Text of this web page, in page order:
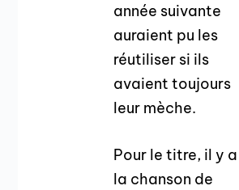
année suivante
auraient pu les
réutiliser si ils
avaient toujours
leur mèche.
Pour le titre, il y a
la chanson de